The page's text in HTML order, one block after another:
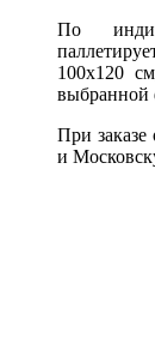
По
100х120
выбранной
При
и